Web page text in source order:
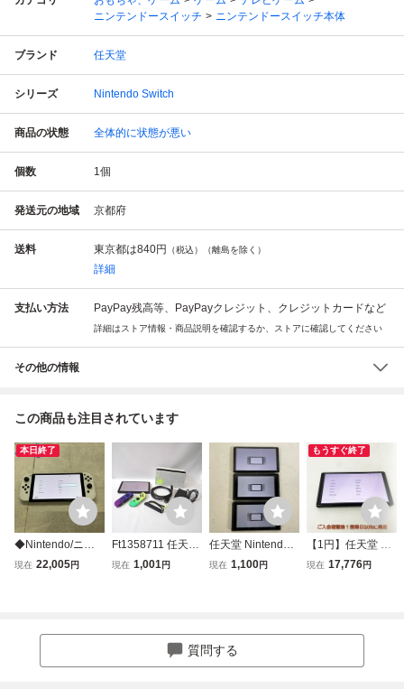
ニンテンドースイッチ
ニンテンドースイッチ本体
ブランド 任天堂
シリーズ Nintendo Switch
商品の状態 全体的に状態が悪い
個数 1個
発送元の地域 京都府
送料 東京都は840円 （税込）（離島を除く）
詳細
支払い方法 PayPay残高等、PayPayクレジット、クレジットカードなど
詳細はストア情報・商品説明を確認するか、ストアに確認してください
その他の情報
この商品も注目されています
本日終了
◆Nintendo/ニン
テンドー/任天堂 N
現在 22,005円
Ft1358711 任天堂
Nintendo Switch
ン HEG-001 Ninte
ndo 中古・難あり
現在 1,001円
任天堂 Nintendo S
witch ニンテンド
とめ ジャンク
現在 1,100円
もうすぐ終了
【1円】任天堂 有
機ELモデル Ninte
現在 17,776円
質問する